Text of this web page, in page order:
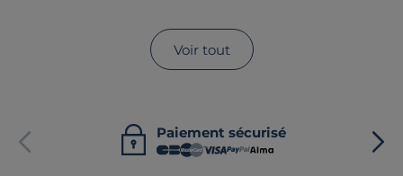
Voir tout
Paiement sécurisé